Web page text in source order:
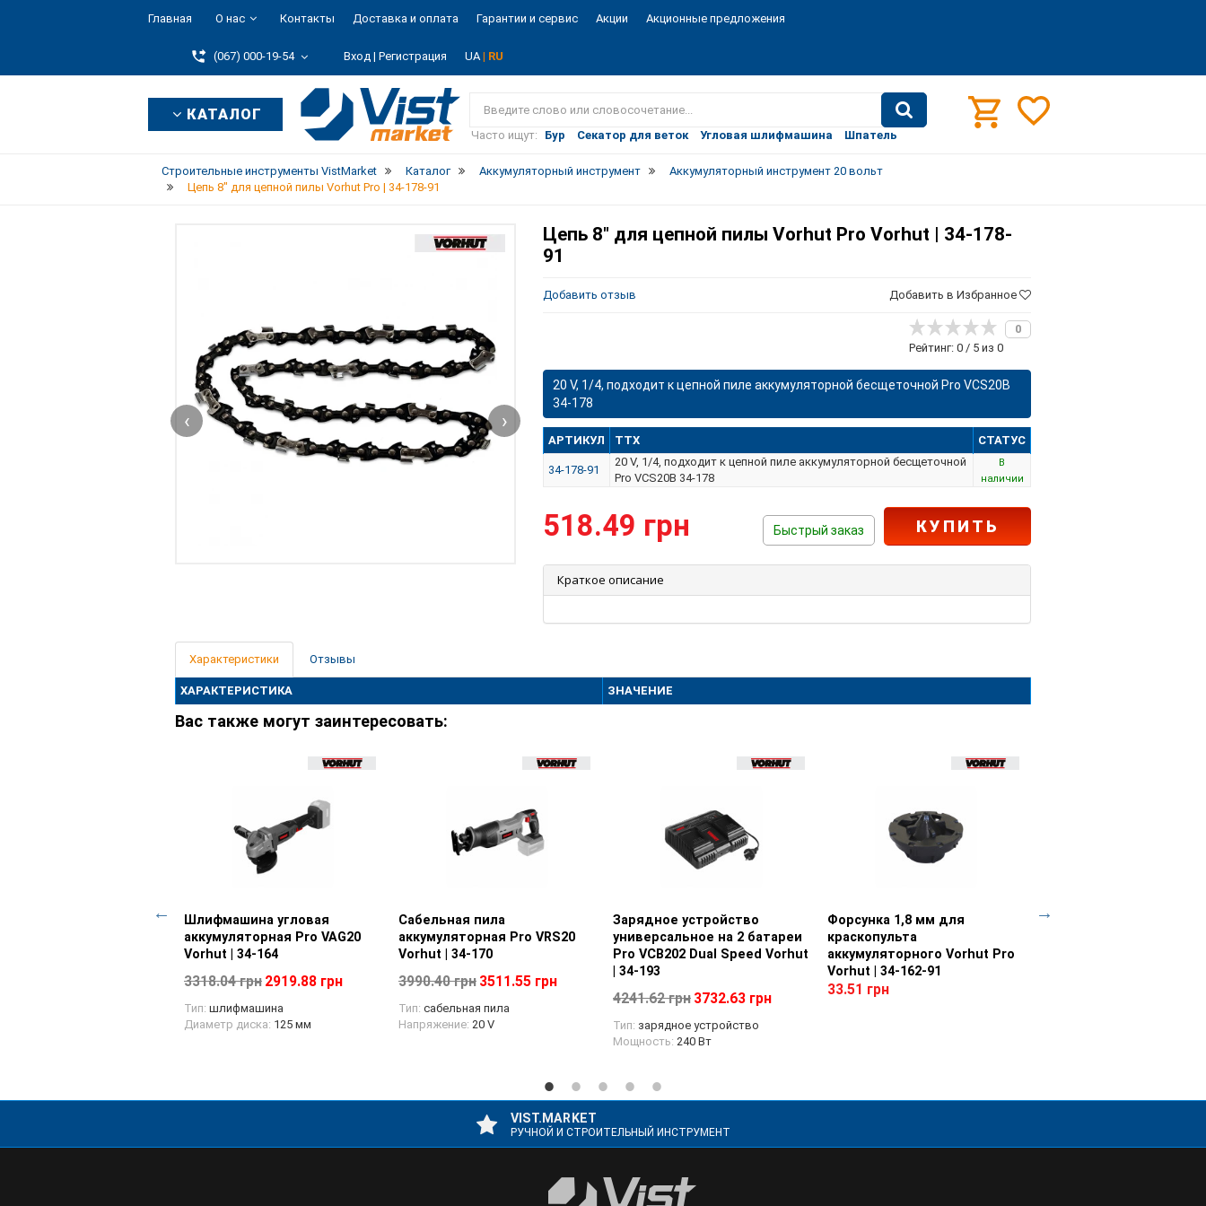
Главная О нас Контакты Доставка и оплата Гарантии и сервис Акции Акционные предложения
(067) 000-19-54 Вход | Регистрация UA| RU
КАТАЛОГ
market
Часто ищут: Бур Секатор для веток Угловая шлифмашина Шпатель
Строительные инструменты VistMarket Каталог Аккумуляторный инструмент
Аккумуляторный инструмент 20 вольт
Цепь 8" для цепной пилы Vorhut Pro | 34-178-91
‹ ›
Цепь 8" для цепной пилы Vorhut Pro Vorhut | 34-178-
91
Добавить отзыв Добавить в Избранное
0
Рейтинг: 0 / 5 из 0
20 V, 1/4, подходит к цепной пиле аккумуляторной бесщеточной Pro VCS20B
34-178
АРТИКУЛ ТТХ СТАТУС
34-178-91
20 V, 1/4, подходит к цепной пиле аккумуляторной бесщеточной
Pro VCS20B 34-178
В
наличии
518.49 грн Быстрый заказ КУПИТЬ
Краткое описание
Характеристики Отзывы
ХАРАКТЕРИСТИКА ЗНАЧЕНИЕ
Вас также могут заинтересовать:
Просмотр товара
Шлифмашина угловая
аккумуляторная Pro VAG20
Vorhut | 34-164
3318.04 грн 2919.88 грн
Тип: шлифмашина
Диаметр диска: 125 мм
Просмотр товара
Сабельная пила
аккумуляторная Pro VRS20
Vorhut | 34-170
3990.40 грн 3511.55 грн
Тип: сабельная пила
Напряжение: 20 V
Просмотр товара
Зарядное устройство
универсальное на 2 батареи
Pro VCB202 Dual Speed Vorhut
| 34-193
4241.62 грн 3732.63 грн
Тип: зарядное устройство
Мощность: 240 Вт
Просмотр товара
Форсунка 1,8 мм для
краскопульта
аккумуляторного Vorhut Pro
Vorhut | 34-162-91
33.51 грн
Батарея
VIST.MARKET
РУЧНОЙ И СТРОИТЕЛЬНЫЙ ИНСТРУМЕНТ